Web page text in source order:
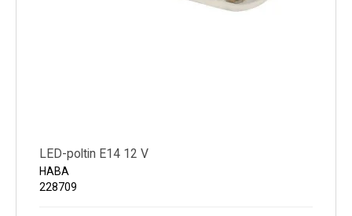
LED-poltin E14 12 V
HABA
228709